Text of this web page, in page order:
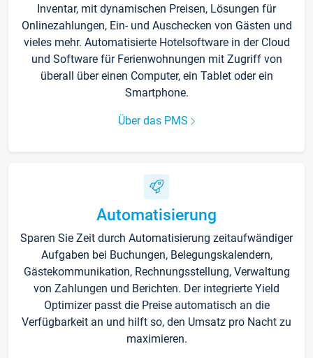
Inventar, mit dynamischen Preisen, Lösungen für
Onlinezahlungen, Ein- und Auschecken von Gästen und
vieles mehr. Automatisierte Hotelsoftware in der Cloud
und Software für Ferienwohnungen mit Zugriff von
überall über einen Computer, ein Tablet oder ein
Smartphone.
Über das PMS
Automatisierung
Sparen Sie Zeit durch Automatisierung zeitaufwändiger
Aufgaben bei Buchungen, Belegungskalendern,
Gästekommunikation, Rechnungsstellung, Verwaltung
von Zahlungen und Berichten. Der integrierte Yield
Optimizer passt die Preise automatisch an die
Verfügbarkeit an und hilft so, den Umsatz pro Nacht zu
maximieren.